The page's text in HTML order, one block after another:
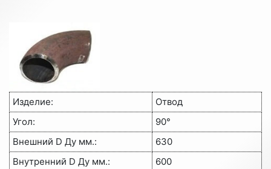
Изделие:
Отвод
Угол:
90°
Внешний D Ду мм.:
630
Внутренний D Ду мм.:
600